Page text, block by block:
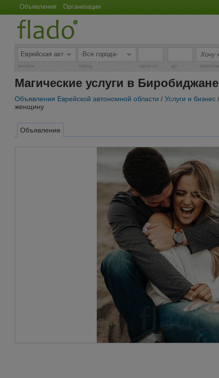
Объявления Организации
-
регион город цена от до
Магические услуги в
Объявления Еврейской автономной области / Услуги и бизнес
женщину
Объявление